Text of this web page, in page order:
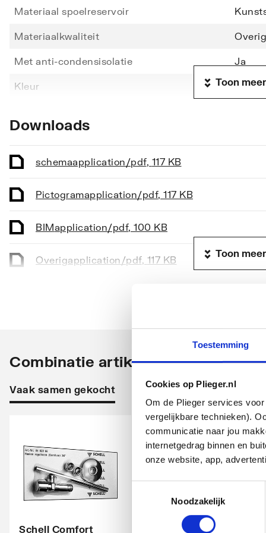
Toestemming
Cookies op Plieger.nl
Om de Plieger services
vergelijkbare technieken).
communicatie naar jou
internetgedrag binnen en
onze website, app,
Noodzakelijk
Materiaal spoelreservoir
Materiaalkwaliteit Overig
Met anti-condensisolatie Ja
Kleur Wit
Maat aansluiting tapwater
Wateraansluiting links
Wateraansluiting rechts Ja
Wateraansluiting boven Nee
Wateraansluiting onder Nee
Max. spoelwaterhoeveelheid 9
Spoeling
Spoelwaterhoeveelheid instelbaar
Geluidsklasse vulventiel
Geschikt voor handmatige bediening
Toon meer
Downloads
schemaapplication/pdf, 117 KB
Pictogramapplication/pdf, 117 KB
BIMapplication/pdf, 100 KB
Overigapplication/pdf, 117 KB
Toon meer
Combinatie artikelen
Vaak samen gekocht
Schell Comfort